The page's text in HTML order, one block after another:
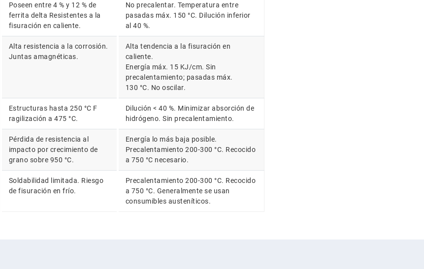
Poseen entre 4 % y 12 % de
ferrita delta Resistentes a la
fisuración en caliente.
No precalentar. Temperatura entre
pasadas máx. 150 °C. Dilución inferior
al 40 %.
Alta resistencia a la corrosión.
Juntas amagnéticas.
Alta tendencia a la fisuración en
caliente.
Energía máx. 15 KJ/cm. Sin
precalentamiento; pasadas máx.
130 °C. No oscilar.
Estructuras hasta 250 °C F
ragilización a 475 °C.
Dilución < 40 %. Minimizar absorción de
hidrógeno. Sin precalentamiento.
Pérdida de resistencia al
impacto por crecimiento de
grano sobre 950 °C.
Energía lo más baja posible.
Precalentamiento 200-300 °C. Recocido
a 750 °C necesario.
Soldabilidad limitada. Riesgo
de fisuración en frío.
Precalentamiento 200-300 °C. Recocido
a 750 °C. Generalmente se usan
consumibles austeníticos.